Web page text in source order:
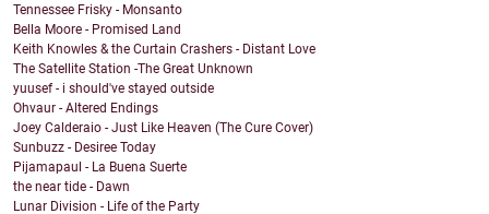
Tennessee Frisky - Monsanto
Bella Moore - Promised Land
Keith Knowles & the Curtain Crashers - Distant Love
The Satellite Station -The Great Unknown
yuusef - i should've stayed outside
Ohvaur - Altered Endings
Joey Calderaio - Just Like Heaven (The Cure Cover)
Sunbuzz - Desiree Today
Pijamapaul - La Buena Suerte
the near tide - Dawn
Lunar Division - Life of the Party